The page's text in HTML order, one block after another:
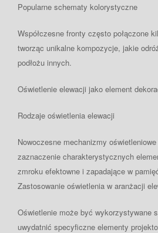
Popularne schematy kolorystyczne
Współczesne fronty często połączone
tworząc unikalne kompozycje, jakie
podłożu innych.
Oświetlenie elewacji jako element
Rodzaje oświetlenia elewacji
Nowoczesne mechanizmy
zaznaczenie charakterystycznych
zmroku efektowne i zapadające w
Zastosowanie oświetlenia w aranżacji
Oświetlenie może być wykorzystywane
uwydatnić specyficzne elementy